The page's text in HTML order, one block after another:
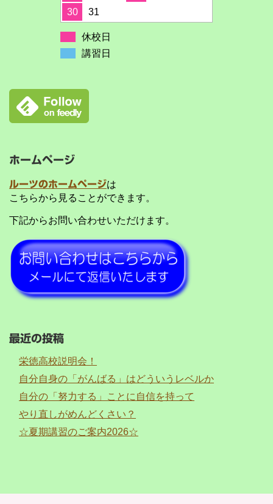
30
31
休校日
講習日
ホームページ
ルーツのホームページは
こちらから見ることができます。
下記からお問い合わせいただけます。
最近の投稿
栄徳高校説明会！
自分自身の「がんばる」はどういうレベルか
自分の「努力する」ことに自信を持って
やり直しがめんどくさい？
☆夏期講習のご案内2026☆